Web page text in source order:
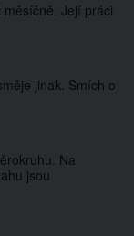
Její práci
jinak. Smích o
Na
jsou